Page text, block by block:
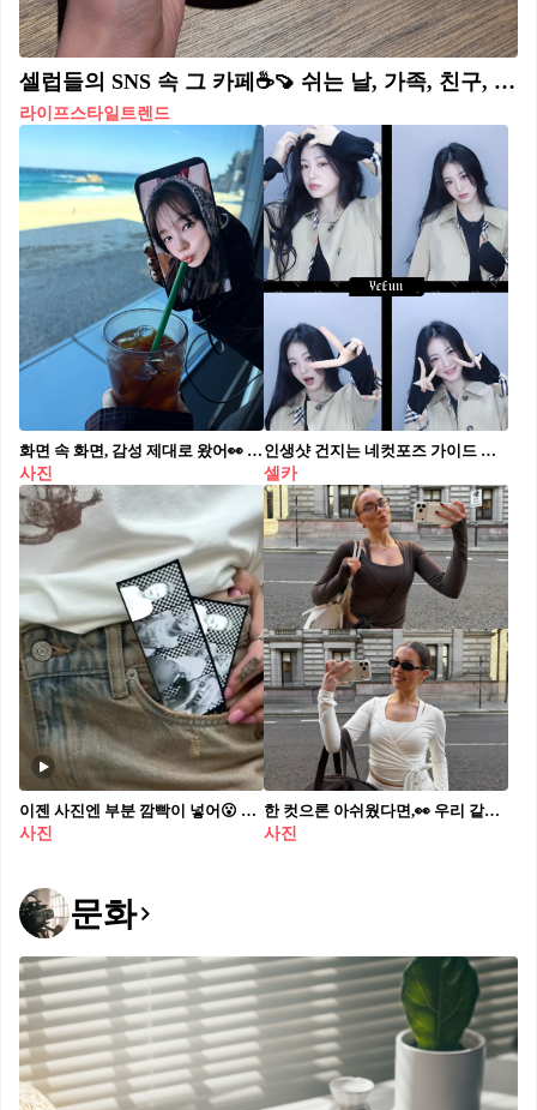
셀럽들의 SNS 속 그 카페☕️🍠 쉬는 날, 가족, 친구, 연인과 함께 분위기 좋은 카페에서 힐링하는 것만큼 기분 좋은 일이 없죠. 그래서 준비한, 셀럽들도 자주 찾는 카페 6곳을 소개할게요!🤎 1. 성수 하츠하우스 2. 서촌 온고잉 3. 망원동 비번 4. 연희동 다크에디션커피 5. 성수 웜 브라운 6. 약수 와일드 덕
라이프스타일트렌드
화면 속 화면, 감성 제대로 왔어👀 셀카부터 룩북까지 한 화면에 담는 스크린 인 프레임 확인🤳🏻🔥 최근 스크린 인 프레임이라 불리는 사진 속 구도가 하나의 트렌드로 떠오르고 있습니다. 스마트폰 화면을 프레임처럼 활용해 또 다른 장면을 담아내는 방식으로, 현실 공간과 또 다른 이미지를 한 컷에 담아내는 것이 특징이죠. 셀카는 물론, 메이크업이나 룩북 이미지를 오브제와 함께 연출하면, 개인의 취향과 무드를 드러낼 수 있습니다. 라이프스타일을 새로운 방식으로 사진에 담아보세요.
사진
인생샷 건지는 네컷포즈 가이드 모아모아📷💕
셀카
이젠 사진엔 부분 깜빡이 넣어😮 인스타 피드를 점령한 글리치 이펙트💫💖 같이 사꾸하자 최근 SNS에서 자주 보이는 반짝이 효과는 바로 글리치 이펙트입니다. 진 속 아이템에 하이라이트를 더해 시각적으로 눈길을 사로잡는 방식이죠. 실제로 누끼를 따서 만들 수 있지만, 간단하게 글리치 효과를 적용할 수 있는 앱도 많아져 누구나 손쉽게 만들 수 있습니다. 일상 속 사진을 조금 더 특별하게 만들고 싶다면, 글리치 이펙트를 시도해 보세요.
사진
한 컷으론 아쉬웠다면,👀 우리 같이@ 이중 분할로 특별한 순간을 담아보자😉🖤 최근 사진 트렌드에서 빠질 수 없는 것이 바로 이중 분할 사진입니다. 각 프레임의 구도와 색감을 적절히 활용하면, 단순한 일상 사진도 스타일과 감각이 살아 있는 특별한 이미지로 완성할 수 있습니다. 한 장으로는 담기 어려운 다양한 포즈와 배경을 모두 보여줄 수 있어, 보다 다채롭고 생동감 있는 연출이 가능합니다. 새로운 사진 연출을 시도하고 싶다면, 이중 분할 사진을 참고해 보세요.
사진
문화